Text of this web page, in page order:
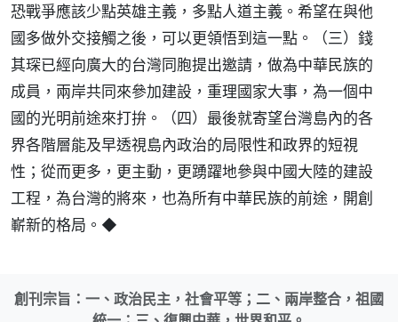
恐戰爭應該少點英雄主義，多點人道主義。希望在與他
國多做外交接觸之後，可以更領悟到這一點。（三）錢
其琛已經向廣大的台灣同胞提出邀請，做為中華民族的
成員，兩岸共同來參加建設，重理國家大事，為一個中
國的光明前途來打拚。（四）最後就寄望台灣島內的各
界各階層能及早透視島內政治的局限性和政界的短視
性；從而更多，更主動，更踴躍地參與中國大陸的建設
工程，為台灣的將來，也為所有中華民族的前途，開創
嶄新的格局。◆
創刊宗旨：一、政治民主，社會平等；二、兩岸整合，祖國